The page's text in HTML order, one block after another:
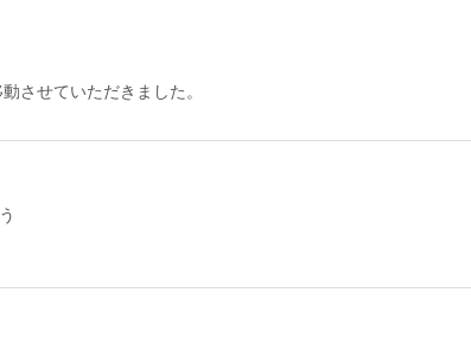
させていただきました。